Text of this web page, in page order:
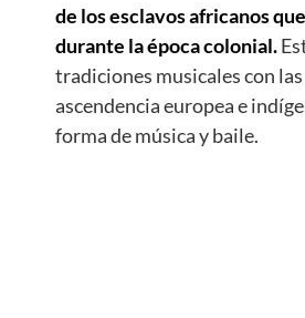
de los esclavos africanos
durante la época colonial.
tradiciones musicales con
ascendencia europea e
forma de música y baile.